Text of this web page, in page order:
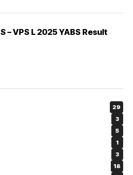
– VPS L 2025 YABS Result
29
3
5
1
3
18